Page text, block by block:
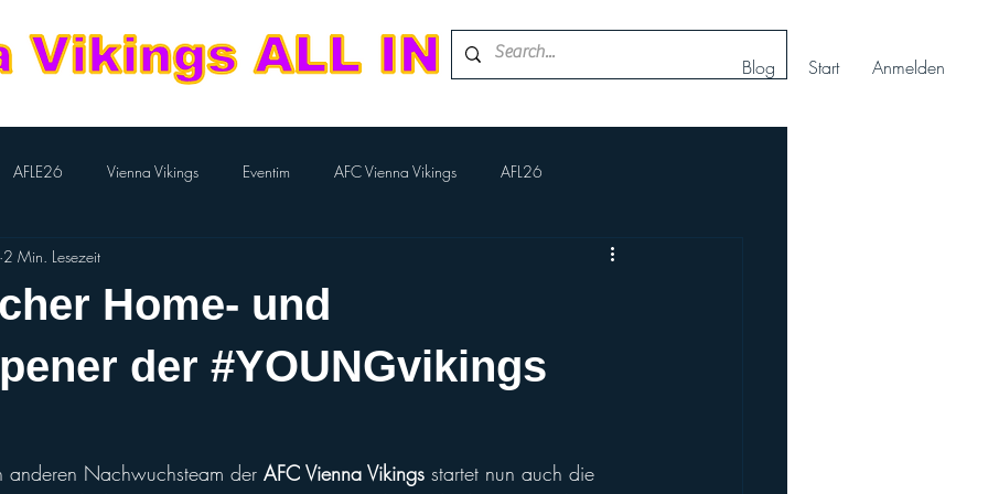
Blog Start Anmelden
AFLE26 Vienna Vikings Eventim AFC Vienna Vikings AFL26
Kampfmannschaft Nachwuchs Cheerteam
Division Team European League of Football
Home- und
der #YOUNGvikings
2 Min. Lesezeit
anderen Nachwuchsteam der AFC Vienna Vikings startet nun auch die